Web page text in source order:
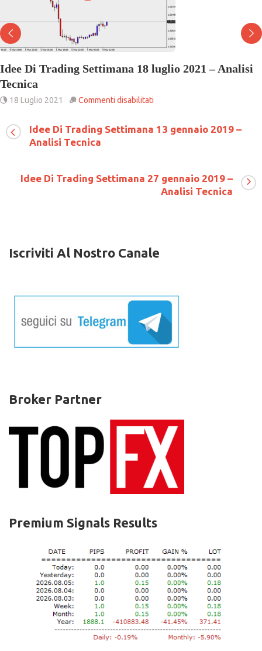
Idee Di Trading Settimana 18 luglio 2021 – Analisi
Tecnica
18 Luglio 2021 Commenti disabilitati
Trading
2021
–
Analisi
Idee Di Trading Settimana 13 gennaio 2019 –
Analisi Tecnica
Idee Di Trading Settimana 27 gennaio 2019 –
Analisi Tecnica
Iscriviti Al Nostro Canale
Broker Partner
Premium Signals Results